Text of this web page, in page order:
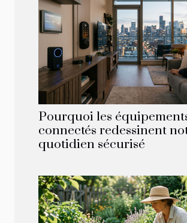
Pourquoi les
connectés redessinent
quotidien sécurisé